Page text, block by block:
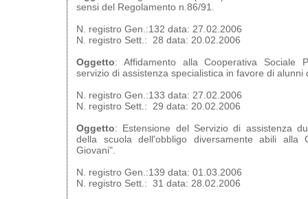
sensi del Regolamento n.86/91.
N. registro Gen.:132 data: 27.02.2006
N. registro Sett.: 28 data: 20.02.2006
Oggetto: Affidamento alla Cooperativa Sociale
servizio di assistenza specialistica in favore di alunni
N. registro Gen.:133 data: 27.02.2006
N. registro Sett.: 29 data: 20.02.2006
Oggetto: Estensione del Servizio di assistenza
della scuola dell'obbligo diversamente abili alla
Giovani".
N. registro Gen.:139 data: 01.03.2006
N. registro Sett.: 31 data: 28.02.2006